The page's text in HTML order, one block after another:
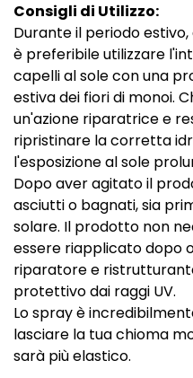
Consigli di Utilizzo:
Durante il periodo
è preferibile utilizzare
capelli al sole con una
estiva dei fiori di monoi.
un'azione riparatrice e
ripristinare la corretta
l'esposizione al sole
Dopo aver agitato il
asciutti o bagnati, sia
solare. Il prodotto non
essere riapplicato dopo
riparatore e
protettivo dai raggi UV.
Lo spray è
lasciare la tua chioma
sarà più elastico.